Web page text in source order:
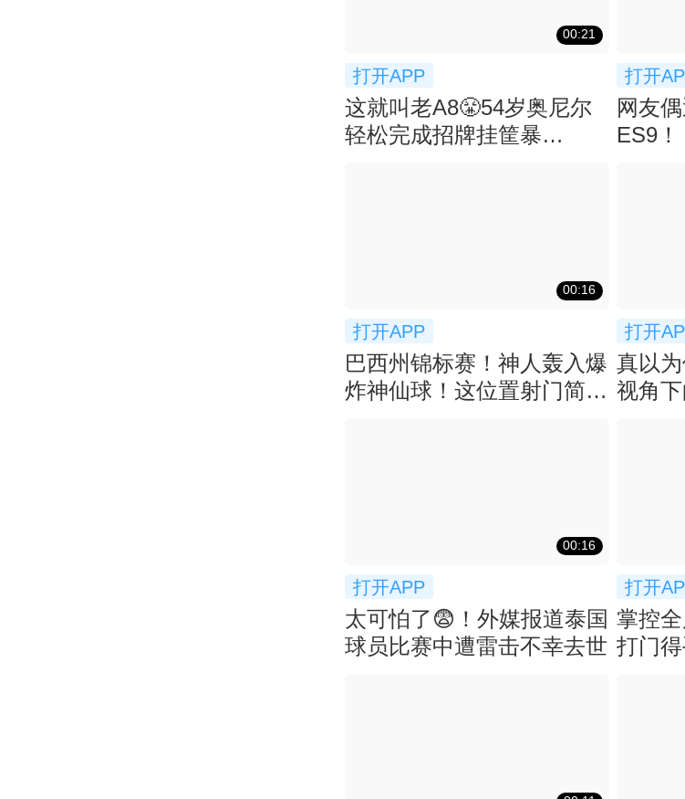
00:21
打开APP
这就叫老A8😤54岁奥尼尔
轻松完成招牌挂筐暴
打开
网友
ES9
00:16
打开APP
巴西州锦标赛！神人轰入爆
炸神仙球！这位置射门简直
打开
真以
视角
00:16
打开APP
太可怕了😨！外媒报道泰国
球员比赛中遭雷击不幸去世
打开
掌控
打门